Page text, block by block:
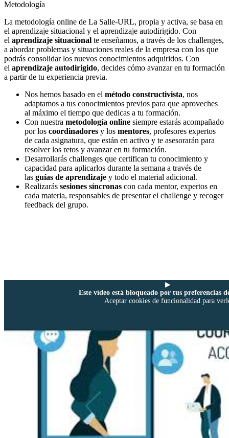
Metodología
La metodología online de La Salle-URL, propia y activa, se basa en
el aprendizaje situacional y el aprendizaje autodirigido. Con
el aprendizaje situacional te enseñamos, a través de los challenges,
a abordar problemas y situaciones reales de la empresa con los que
podrás consolidar los nuevos conocimientos adquiridos. Con
el aprendizaje autodirigido, decides cómo avanzar en tu formación
a partir de tu experiencia previa.
Nos hemos basado en el método constructivista, nos
adaptamos a tus conocimientos previos para que aproveches
al máximo el tiempo que dedicas a tu formación.
Con nuestra metodología online siempre estarás acompañado
por los coordinadores y los mentores, profesores expertos
de cada asignatura, que están en activo y te asesorarán para
resolver los retos y avanzar en tu formación.
Desarrollarás challenges que certifican tu conocimiento y
capacidad para aplicarlos durante la semana a través de
las guías de aprendizaje y todo el material adicional.
Realizarás sesiones síncronas con cada mentor, expertos en
cada materia, responsables de presentar el challenge y recoger
feedback del grupo.
▶
Este vídeo está bloqueado por tus preferencias
Aceptar cookies de funcionalidad para